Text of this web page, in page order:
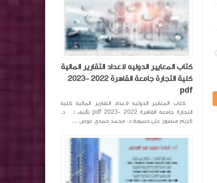
جروب معرفة المحاسبة منذ سنة تقريبا
كتاب المعايير الدوليه لاعداد التقارير المالية
كلية التجارة جامعة القاهرة 2022 -2023
pdf
كتاب المعايير الدوليه لاعداد التقارير المالية كلية
التجارة جامعة القاهرة 2022 -2023 pdf تأليف : د.
كريم منصور على حسوبة د. محمد حمدي عوض ...